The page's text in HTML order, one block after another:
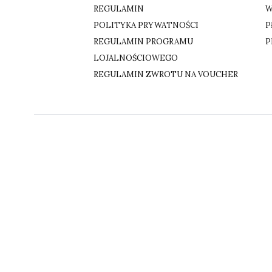
REGULAMIN
POLITYKA PRYWATNOŚCI
REGULAMIN PROGRAMU
LOJALNOŚCIOWEGO
REGULAMIN ZWROTU NA VOUCHER